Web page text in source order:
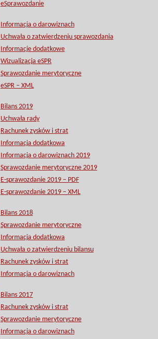
eSprawozdanie
Informacja o darowiznach
Uchwała o zatwierdzeniu sprawozdania
Informacje dodatkowe
Wizualizacja eSPR
Sprawozdanie merytoryczne
eSPR – XML
Bilans 2019
Uchwała rady
Rachunek zysków i strat
Informacja dodatkowa
Informacja o darowiznach 2019
Sprawozdanie merytoryczne 2019
E-sprawozdanie 2019 – PDF
E-sprawozdanie 2019 – XML
Bilans 2018
Sprawozdanie merytoryczne
Informacja dodatkowa
Uchwała o zatwierdzeniu bilansu
Rachunek zysków i strat
Informacja o darowiznach
Bilans 2017
Rachunek zysków i strat
Sprawozdanie merytoryczne
Informacja o darowiznach